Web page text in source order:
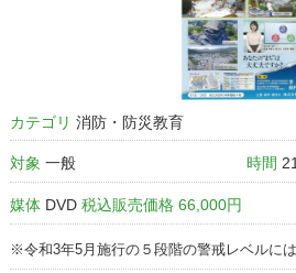
カテゴリ 消防・防災教育
対象 一般 時間
媒体 DVD 税込販売価格 66,000円
※令和3年5月施行の５段階の警戒レベルに